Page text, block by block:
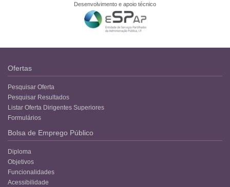
Desenvolvimento e apoio técnico
Ofertas
Pesquisar Oferta
Pesquisar Resultados
Listar Oferta Dirigentes Superiores
Formulários
Bolsa de Emprego Público
Diploma
Objetivos
Funcionalidades
Acessibilidade